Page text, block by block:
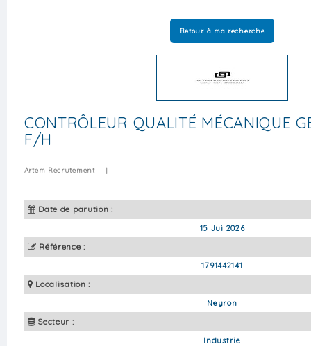
Retour à ma recherche
CONTRÔLEUR QUALITÉ MÉCANIQUE
F/H
Artem Recrutement |
Date de parution :
15 Jui 2026
Référence :
1791442141
Localisation :
Neyron
Secteur :
Industrie